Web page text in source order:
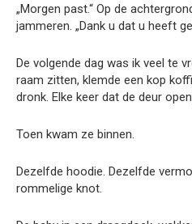
„Morgen past.“ Op de
jammeren. „Dank u dat u heeft
De volgende dag was ik veel te
raam zitten, klemde een kop
dronk. Elke keer dat de deur
Toen kwam ze binnen.
Dezelfde hoodie. Dezelfde
rommelige knot.